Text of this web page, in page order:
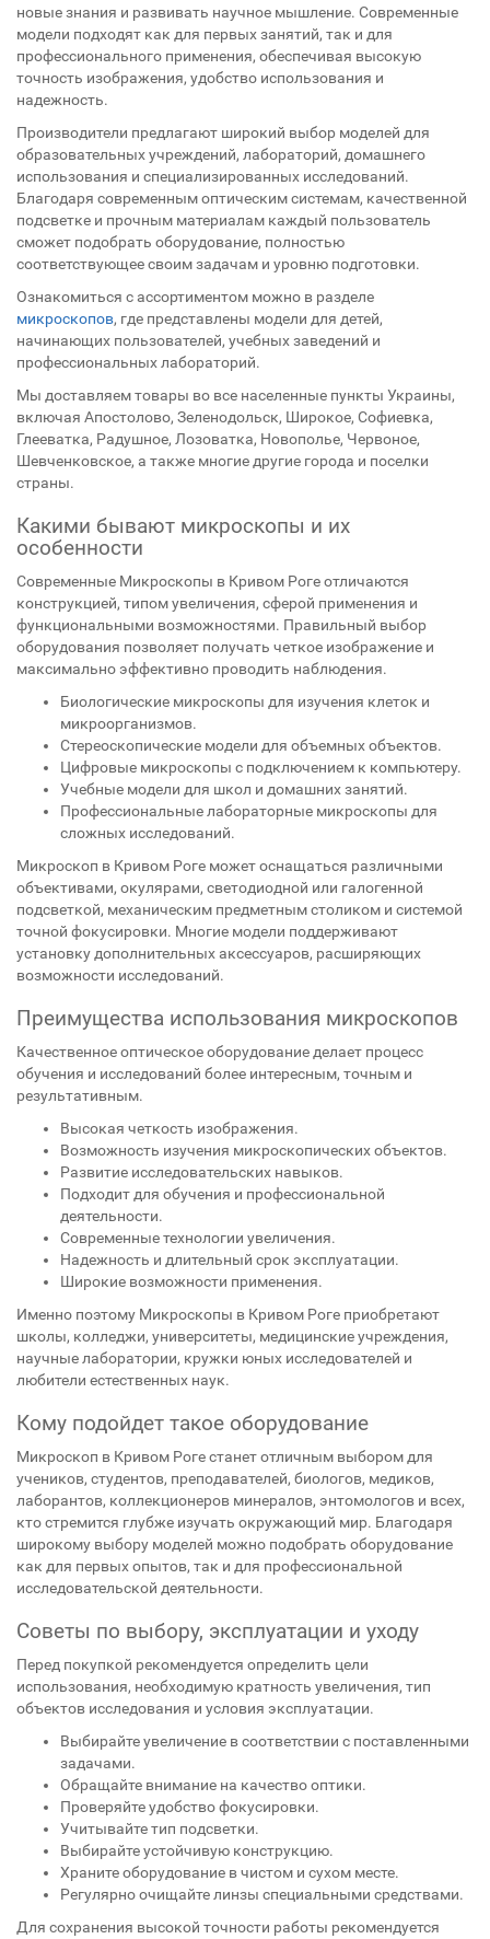
новые знания и развивать научное мышление. Современные
модели подходят как для первых занятий, так и для
профессионального применения, обеспечивая высокую
точность изображения, удобство использования и
надежность.
Производители предлагают широкий выбор моделей для
образовательных учреждений, лабораторий, домашнего
использования и специализированных исследований.
Благодаря современным оптическим системам, качественной
подсветке и прочным материалам каждый пользователь
сможет подобрать оборудование, полностью
соответствующее своим задачам и уровню подготовки.
Ознакомиться с ассортиментом можно в разделе
микроскопов, где представлены модели для детей,
начинающих пользователей, учебных заведений и
профессиональных лабораторий.
Мы доставляем товары во все населенные пункты Украины,
включая Апостолово, Зеленодольск, Широкое, Софиевка,
Глееватка, Радушное, Лозоватка, Новополье, Червоное,
Шевченковское, а также многие другие города и поселки
страны.
Какими бывают микроскопы и их
особенности
Современные Микроскопы в Кривом Роге отличаются
конструкцией, типом увеличения, сферой применения и
функциональными возможностями. Правильный выбор
оборудования позволяет получать четкое изображение и
максимально эффективно проводить наблюдения.
Биологические микроскопы для изучения клеток и
микроорганизмов.
Стереоскопические модели для объемных объектов.
Цифровые микроскопы с подключением к компьютеру.
Учебные модели для школ и домашних занятий.
Профессиональные лабораторные микроскопы для
сложных исследований.
Микроскоп в Кривом Роге может оснащаться различными
объективами, окулярами, светодиодной или галогенной
подсветкой, механическим предметным столиком и системой
точной фокусировки. Многие модели поддерживают
установку дополнительных аксессуаров, расширяющих
возможности исследований.
Преимущества использования микроскопов
Качественное оптическое оборудование делает процесс
обучения и исследований более интересным, точным и
результативным.
Высокая четкость изображения.
Возможность изучения микроскопических объектов.
Развитие исследовательских навыков.
Подходит для обучения и профессиональной
деятельности.
Современные технологии увеличения.
Надежность и длительный срок эксплуатации.
Широкие возможности применения.
Именно поэтому Микроскопы в Кривом Роге приобретают
школы, колледжи, университеты, медицинские учреждения,
научные лаборатории, кружки юных исследователей и
любители естественных наук.
Кому подойдет такое оборудование
Микроскоп в Кривом Роге станет отличным выбором для
учеников, студентов, преподавателей, биологов, медиков,
лаборантов, коллекционеров минералов, энтомологов и всех,
кто стремится глубже изучать окружающий мир. Благодаря
широкому выбору моделей можно подобрать оборудование
как для первых опытов, так и для профессиональной
исследовательской деятельности.
Советы по выбору, эксплуатации и уходу
Перед покупкой рекомендуется определить цели
использования, необходимую кратность увеличения, тип
объектов исследования и условия эксплуатации.
Выбирайте увеличение в соответствии с поставленными
задачами.
Обращайте внимание на качество оптики.
Проверяйте удобство фокусировки.
Учитывайте тип подсветки.
Выбирайте устойчивую конструкцию.
Храните оборудование в чистом и сухом месте.
Регулярно очищайте линзы специальными средствами.
Для сохранения высокой точности работы рекомендуется